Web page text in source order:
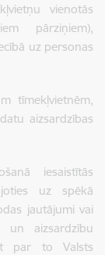
vienotās
pārziņiem),
uz personas
tīmekļvietnēm,
aizsardzības
iesaistītās
uz spēkā
jautājumi vai
un aizsardzību
par to Valsts